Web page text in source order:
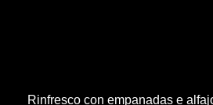
Rinfresco con empanadas e